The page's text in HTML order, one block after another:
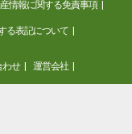
情報に関する免責事項
る表記について
わせ 運営会社